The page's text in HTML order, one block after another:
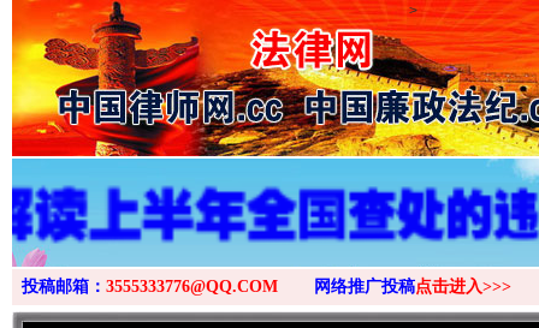
>
投稿邮箱： 3555333776@QQ.COM 网络推广投稿点击进入>>>